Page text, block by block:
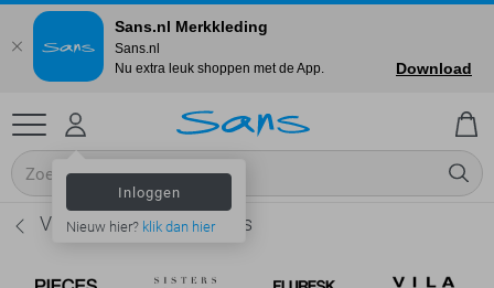
Inloggen
Nieuw hier? klik dan hier
Vila Feestjurken - Dames
Sans.nl Merkkleding
Sans.nl
Nu extra leuk shoppen met de App.
Download